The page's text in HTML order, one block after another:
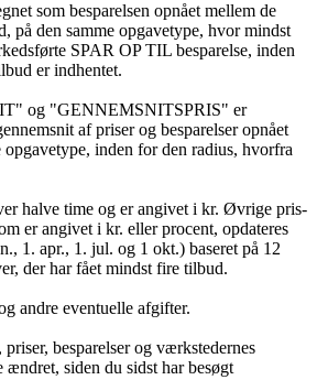
som besparelsen opnået mellem de
på den samme opgavetype, hvor mindst
SPAR OP TIL besparelse, inden
er indhentet.
og "GENNEMSNITSPRIS" er
af priser og besparelser opnået
opgavetype, inden for den radius, hvorfra
halve time og er angivet i kr. Øvrige pris-
er angivet i kr. eller procent, opdateres
1. apr., 1. jul. og 1 okt.) baseret på 12
der har fået mindst fire tilbud.
andre eventuelle afgifter.
besparelser og værkstedernes
siden du sidst har besøgt